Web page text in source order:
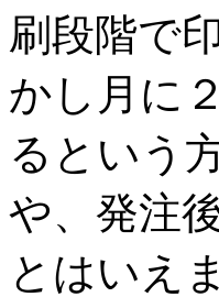
刷段階で
かし月に
るという
や、発注
とはいえ